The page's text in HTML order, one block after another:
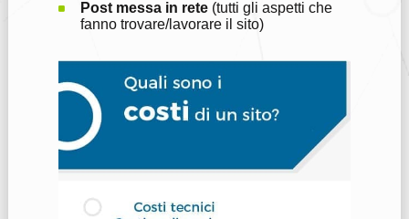
Post messa in rete(tutti gli aspetti che
fanno trovare/lavorare il sito)